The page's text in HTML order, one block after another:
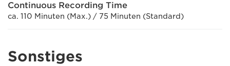
Continuous Recording Time
ca. 110 Minuten (Max.) / 75 Minuten (Standard)
Sonstiges